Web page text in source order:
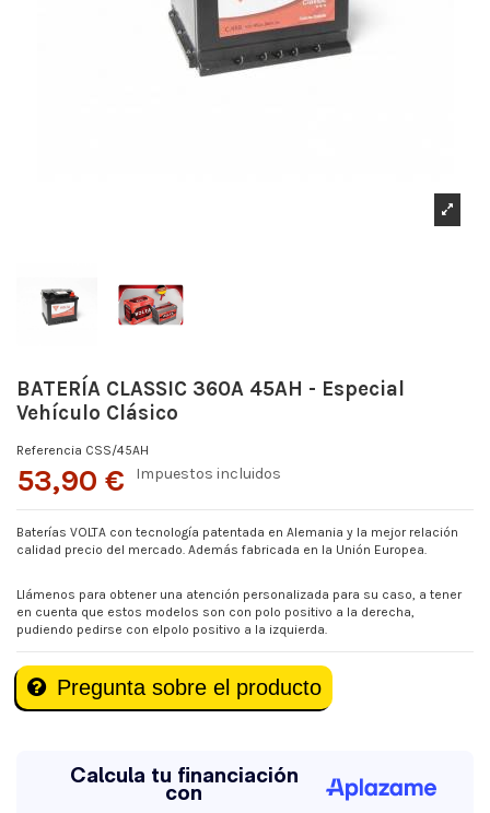
BATERÍA CLASSIC 360A 45AH - Especial
Vehículo Clásico
Referencia CSS/45AH
53,90 € Impuestos incluidos
Baterías VOLTA con tecnología patentada en Alemania y la mejor relación
calidad precio del mercado. Además fabricada en la Unión Europea.
Llámenos para obtener una atención personalizada para su caso, a tener
en cuenta que estos modelos son con polo positivo a la derecha,
pudiendo pedirse con elpolo positivo a la izquierda.
Pregunta sobre el producto